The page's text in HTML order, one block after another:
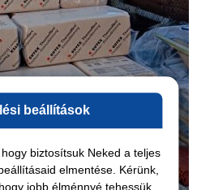
beállítások
biztosítsuk Neked a teljes
elmentése. Kérünk,
jobb élménnyé tehessük